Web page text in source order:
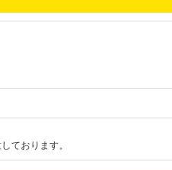
ております。